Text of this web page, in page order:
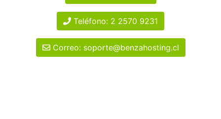
Teléfono: 2 2570 9231
Correo: soporte@benzahosting.cl